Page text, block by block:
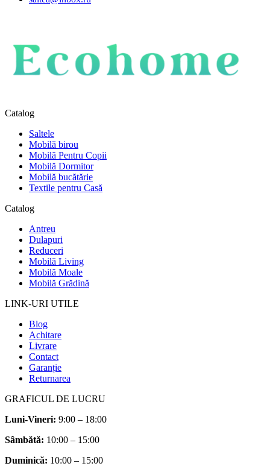
Catalog
Saltele
Mobilă birou
Mobilă Pentru Copii
Mobilă Dormitor
Mobilă bucătărie
Textile pentru Casă
Catalog
Antreu
Dulapuri
Reduceri
Mobilă Living
Mobilă Moale
Mobilă Grădină
LINK-URI UTILE
Blog
Achitare
Livrare
Contact
Garanție
Returnarea
GRAFICUL DE LUCRU
Luni-Vineri: 9:00 – 18:00
Sâmbătă: 10:00 – 15:00
Duminică: 10:00 – 15:00